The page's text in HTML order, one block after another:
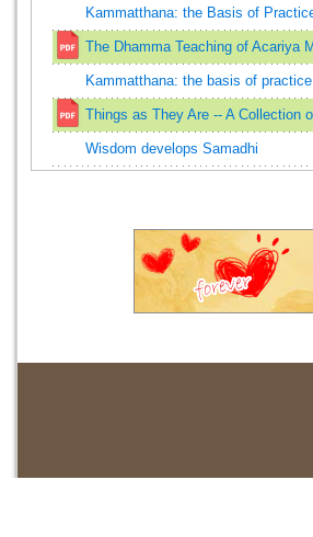
Kammatthana: the Basis of
The Dhamma Teaching of Acariya
Kammatthana: the basis of practice
Things as They Are -- A Collection
Wisdom develops Samadhi